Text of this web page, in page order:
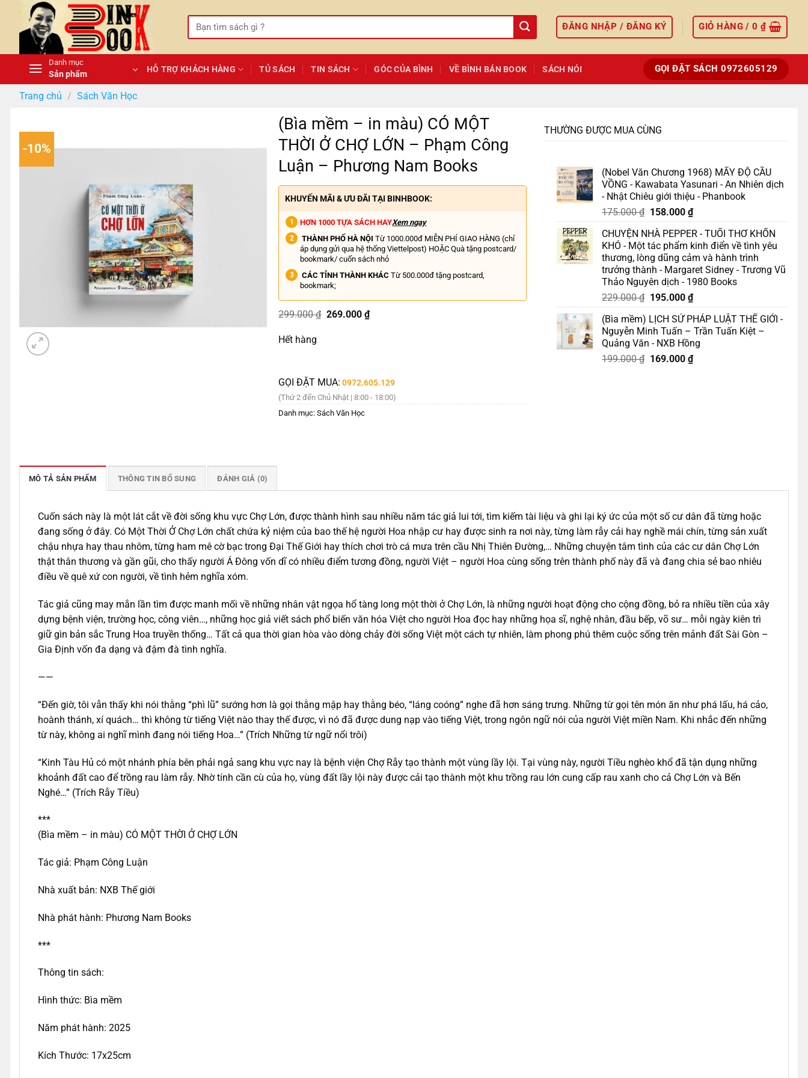
dung
Tìm
kiếm:
ĐĂNG NHẬP / ĐĂNG KÝ GIỎ HÀNG /0₫
Danh mục
Sản phẩm HỖ TRỢ KHÁCH HÀNG TỦ SÁCH TIN SÁCH GÓC CỦA BÌNH VỀ BÌNH BÁN BOOK SÁCH NÓI GỌI ĐẶT SÁCH 0972605129
Trang chủ / Sách Văn Học
-10%
(Bìa mềm – in màu) CÓ MỘT
THỜI Ở CHỢ LỚN – Phạm Công
Luận – Phương Nam Books
KHUYẾN MÃI & ƯU ĐÃI TẠI BINHBOOK:
HƠN 1000 TỰA SÁCH HAYXem ngay
THÀNH PHỐ HÀ NỘI Từ 1000.000đ MIỄN PHÍ GIAO HÀNG (chỉ
áp dụng gửi qua hệ thống Viettelpost) HOẶC Quà tặng postcard/
bookmark/ cuốn sách nhỏ
CÁC TỈNH THÀNH KHÁC Từ 500.000đ tặng postcard,
bookmark;
299.000₫ Giá
269.000₫Giá
Hết hàng
GỌI ĐẶT MUA: 0972.605.129
(Thứ 2 đến Chủ Nhật | 8:00 - 18:00)
Danh mục:Sách Văn Học
THƯỜNG ĐƯỢC MUA CÙNG
(Nobel Văn Chương 1968) MẤY ĐỘ CẦU
VỒNG - Kawabata Yasunari - An Nhiên dịch
- Nhật Chiêu giới thiệu - Phanbook
175.000₫ Giá
là:
175.000 ₫.
158.000 ₫Giá
tại
là:
158.000 ₫.
CHUYỆN NHÀ PEPPER - TUỔI THƠ KHỐN
KHÓ - Một tác phẩm kinh điển về tình yêu
thương, lòng dũng cảm và hành trình
trưởng thành - Margaret Sidney - Trương Vũ
Thảo Nguyên dịch - 1980 Books
229.000₫ Giá
là:
229.000 ₫.
195.000 ₫Giá
tại
là:
195.000 ₫.
(Bìa mềm) LỊCH SỬ PHÁP LUẬT THẾ GIỚI -
Nguyễn Minh Tuấn – Trần Tuấn Kiệt –
Quảng Văn - NXB Hồng
199.000₫ Giá
169.000 ₫Giá
MÔ TẢ SẢN PHẨM THÔNG TIN BỔ SUNG ĐÁNH GIÁ (0)
Cuốn sách này là một lát cắt về đời sống khu vực Chợ Lớn, được thành hình sau nhiều năm tác giả lui tới, tìm kiếm tài liệu và ghi lại ký ức của một số cư dân đã từng hoặc
đang sống ở đây. Có Một Thời Ở Chợ Lớn chất chứa kỷ niệm của bao thế hệ người Hoa nhập cư hay được sinh ra nơi này, từng làm rẫy cải hay nghề mái chín, từng sản xuất
chậu nhựa hay thau nhôm, từng ham mê cờ bạc trong Đại Thế Giới hay thích chơi trò cá mưa trên cầu Nhị Thiên Đường,… Những chuyện tâm tình của các cư dân Chợ Lớn
thật thân thương và gần gũi, cho thấy người Á Đông vốn dĩ có nhiều điểm tương đồng, người Việt – người Hoa cùng sống trên thành phố này đã và đang chia sẻ bao nhiêu
điều về quê xứ con người, về tình hẻm nghĩa xóm.
Tác giả cũng may mắn lần tìm được manh mối về những nhân vật ngọa hổ tàng long một thời ở Chợ Lớn, là những người hoạt động cho cộng đồng, bỏ ra nhiều tiền của xây
dựng bệnh viện, trường học, công viên…, những học giả viết sách phổ biến văn hóa Việt cho người Hoa đọc hay những họa sĩ, nghệ nhân, đầu bếp, võ sư… mỗi ngày kiên trì
giữ gìn bản sắc Trung Hoa truyền thống… Tất cả qua thời gian hòa vào dòng chảy đời sống Việt một cách tự nhiên, làm phong phú thêm cuộc sống trên mảnh đất Sài Gòn –
Gia Định vốn đa dạng và đậm đà tình nghĩa.
——
“Đến giờ, tôi vẫn thấy khi nói thằng “phì lũ” sướng hơn là gọi thằng mập hay thằng béo, “láng coóng” nghe đã hơn sáng trưng. Những từ gọi tên món ăn như phá lấu, há cảo,
hoành thánh, xí quách… thì không từ tiếng Việt nào thay thế được, vì nó đã được dung nạp vào tiếng Việt, trong ngôn ngữ nói của người Việt miền Nam. Khi nhắc đến những
từ này, không ai nghĩ mình đang nói tiếng Hoa…” (Trích Những từ ngữ nổi trôi)
“Kinh Tàu Hủ có một nhánh phía bên phải ngả sang khu vực nay là bệnh viện Chợ Rẫy tạo thành một vùng lầy lội. Tại vùng này, người Tiều nghèo khổ đã tận dụng những
khoảnh đất cao để trồng rau làm rẫy. Nhờ tính cần cù của họ, vùng đất lầy lội này được cải tạo thành một khu trồng rau lớn cung cấp rau xanh cho cả Chợ Lớn và Bến
Nghé…” (Trích Rẫy Tiều)
***
(Bìa mềm – in màu) CÓ MỘT THỜI Ở CHỢ LỚN
Tác giả: Phạm Công Luận
Nhà xuất bản: NXB Thế giới
Nhà phát hành: Phương Nam Books
***
Thông tin sách:
Hình thức: Bìa mềm
Năm phát hành: 2025
Kích Thước: 17x25cm